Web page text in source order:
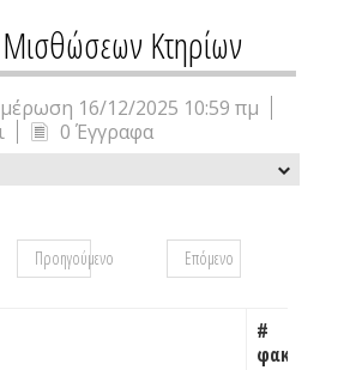
Μισθώσεων Κτηρίων
16/12/2025 10:59 πμ
0 Έγγραφα
Προηγούμενο Επόμενο
#
φακέλων